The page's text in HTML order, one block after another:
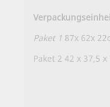
Paket 1 87x 62x
Paket 2 42 x 37,5